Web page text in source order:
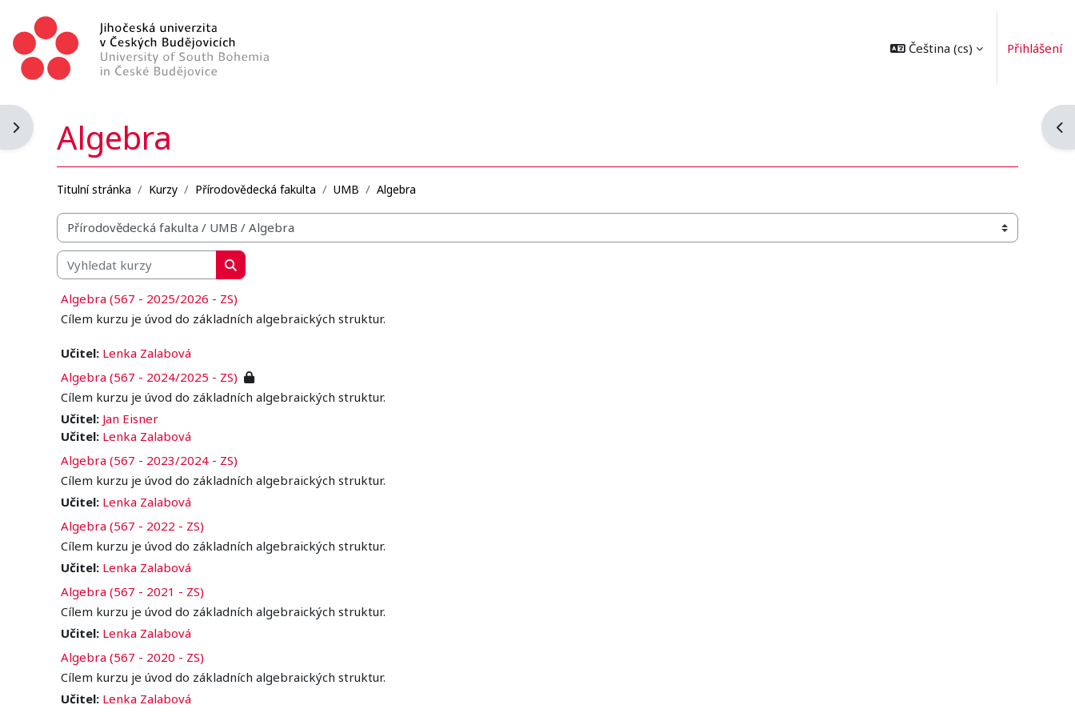
Čeština ‎(cs)‎ Přihlášení
Otevřít panel bloku
Algebra
Titulní stránka Kurzy Přírodovědecká fakulta UMB Algebra
Organizační struktura kurzů
Vyhledat kurzy
Vyhledat kurzy
Algebra (567 - 2025/2026 - ZS)
Cílem kurzu je úvod do základních algebraických struktur.
Učitel: Lenka Zalabová
Algebra (567 - 2024/2025 - ZS)
Cílem kurzu je úvod do základních algebraických struktur.
Učitel: Jan Eisner
Učitel: Lenka Zalabová
Algebra (567 - 2023/2024 - ZS)
Cílem kurzu je úvod do základních algebraických struktur.
Učitel: Lenka Zalabová
Algebra (567 - 2022 - ZS)
Cílem kurzu je úvod do základních algebraických struktur.
Učitel: Lenka Zalabová
Algebra (567 - 2021 - ZS)
Cílem kurzu je úvod do základních algebraických struktur.
Učitel: Lenka Zalabová
Algebra (567 - 2020 - ZS)
Cílem kurzu je úvod do základních algebraických struktur.
Učitel: Lenka Zalabová